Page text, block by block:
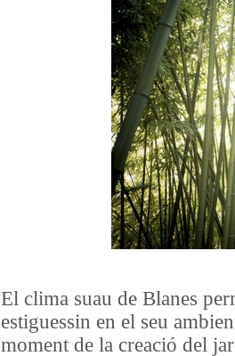
El clima suau de Blanes
estiguessin en el seu
moment de la creació del